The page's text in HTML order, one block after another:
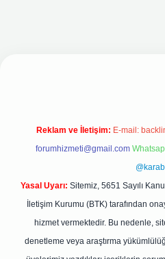
Reklam ve İletişim: E-mail:
forumhizmeti@gmail.com
Yasal Uyarı: Sitemiz, 5651 Sayılı
İletişim Kurumu (BTK) tarafından
hizmet vermektedir. Bu nedenle,
denetleme veya araştırma